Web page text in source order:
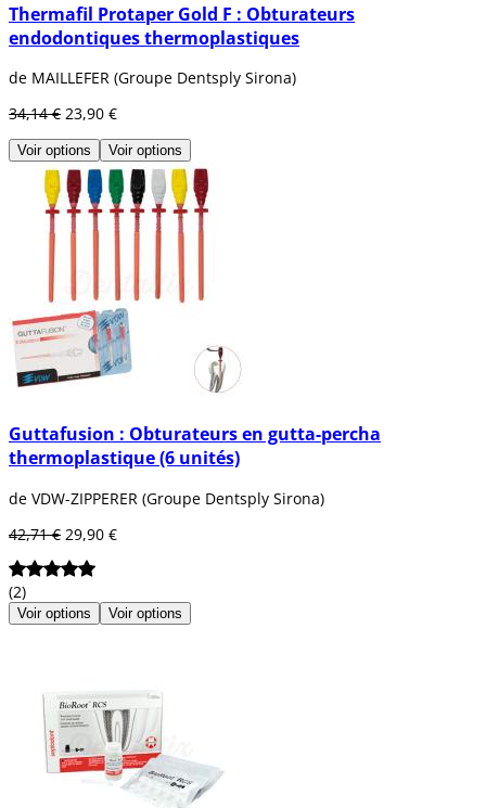
Thermafil Protaper Gold F : Obturateurs
endodontiques thermoplastiques
de MAILLEFER (Groupe Dentsply Sirona)
34,14 € 23,90 €
Voir options Voir options
Guttafusion : Obturateurs en gutta-percha
thermoplastique (6 unités)
de VDW-ZIPPERER (Groupe Dentsply Sirona)
42,71 € 29,90 €
(2)
Voir options Voir options